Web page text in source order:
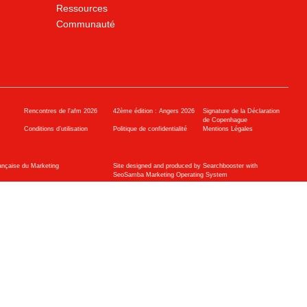
Ressources
Communauté
Rencontres de l'afm 2026 42ème édition : Angers 2026
Signature de la Déclaration
de Copenhague
Conditions d’utilisation
Politique de confidentialité Mentions Légales
du Marketing
Site designed and produced by Searchbooster with
SeoSamba Marketing Operating System